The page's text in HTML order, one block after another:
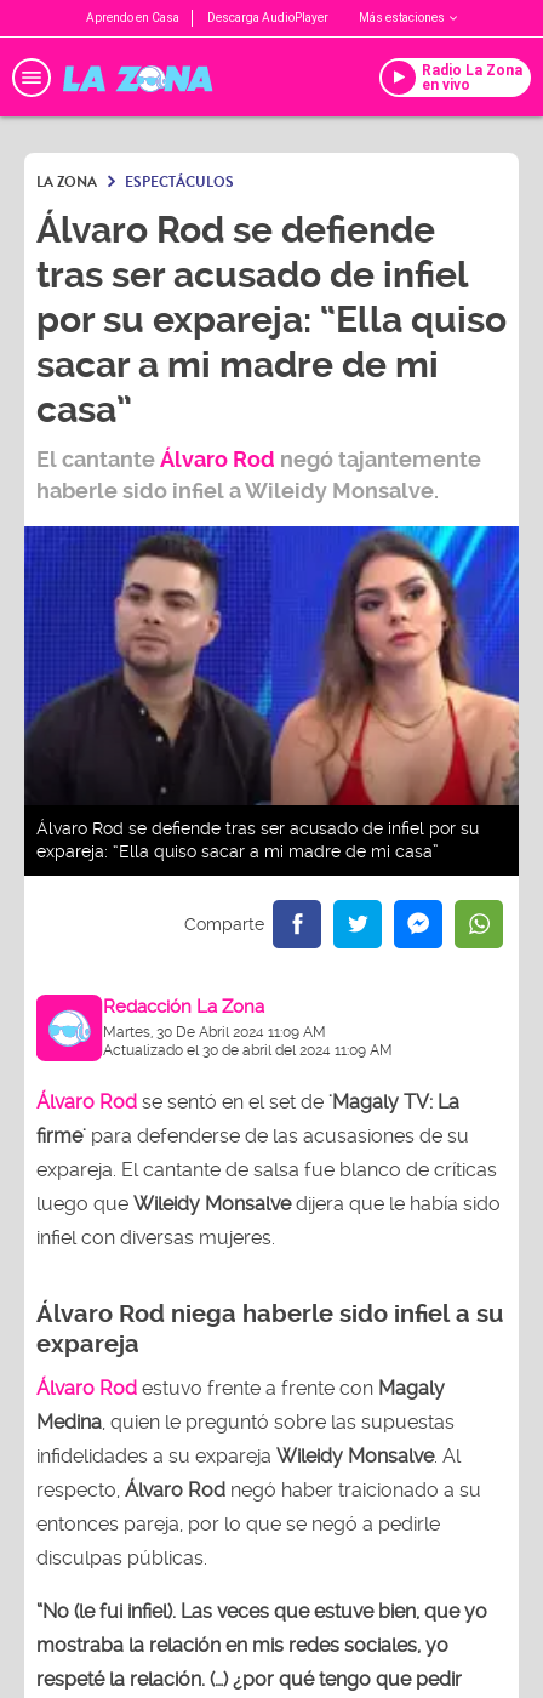
Aprendo en Casa Descarga AudioPlayer Más estaciones
Radio La Zona
en vivo
LA ZONA ESPECTÁCULOS
Álvaro Rod se defiende
tras ser acusado de infiel
por su expareja: “Ella quiso
sacar a mi madre de mi
casa”
El cantanteÁlvaro Rod negó tajantemente
haberle sido infiel aWileidy Monsalve.
Álvaro Rod se defiende tras ser acusado de infiel por su
expareja: “Ella quiso sacar a mi madre de mi casa”
Redacción La Zona
Martes, 30 De Abril 2024 11:09 AM
Actualizado el 30 de abril del 2024 11:09 AM
Álvaro Rod se sentó en el set de 'Magaly TV: La
firme' para defenderse de las acusasiones de su
expareja. El cantante de salsa fue blanco de críticas
luego que Wileidy Monsalvedijera que le había sido
infiel con diversas mujeres.
Álvaro Rod niega haberle sido infiel a su
expareja
Álvaro Rod estuvo frente a frente con Magaly
Medina , quien le preguntó sobre las supuestas
infidelidades a su expareja Wileidy Monsalve. Al
respecto, Álvaro Rod negó haber traicionado a su
entonces pareja, por lo que se negó a pedirle
disculpas públicas.
“No (le fui infiel). Las veces que estuve bien, que yo
mostraba la relación en mis redes sociales, yo
respeté la relación. (…) ¿por qué tengo que pedir